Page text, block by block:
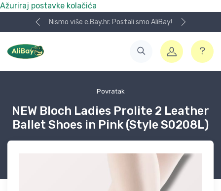
Ažuriraj postavke kolačića
Nismo više e.Bay.hr. Postali smo AliBay!
Povratak
NEW Bloch Ladies Prolite 2 Leather
Ballet Shoes in Pink (Style S0208L)